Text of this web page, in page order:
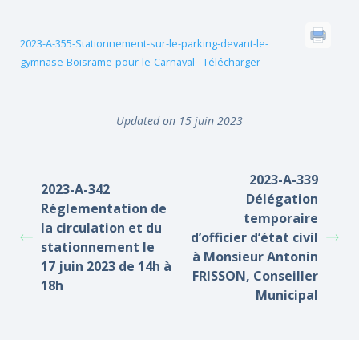
2023-A-355-Stationnement-sur-le-parking-devant-le-
gymnase-Boisrame-pour-le-Carnaval
Télécharger
Updated on 15 juin 2023
2023-A-342
Réglementation de
la circulation et du
stationnement le
17 juin 2023 de 14h à
18h
2023-A-339
Délégation
temporaire
d’officier d’état civil
à Monsieur Antonin
FRISSON, Conseiller
Municipal